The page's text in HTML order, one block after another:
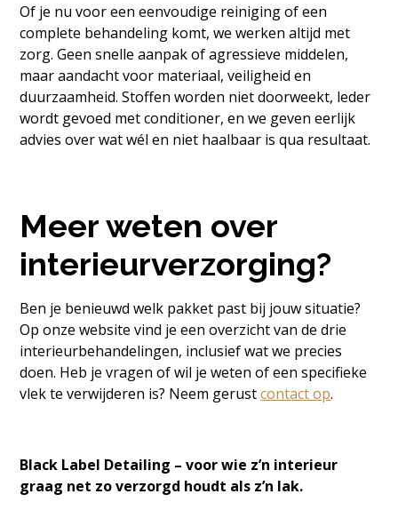
Of je nu voor een eenvoudige reiniging of een
complete behandeling komt, we werken altijd met
zorg. Geen snelle aanpak of agressieve middelen,
maar aandacht voor materiaal, veiligheid en
duurzaamheid. Stoffen worden niet doorweekt, leder
wordt gevoed met conditioner, en we geven eerlijk
advies over wat wél en niet haalbaar is qua resultaat.
Meer weten over
interieurverzorging?
Ben je benieuwd welk pakket past bij jouw situatie?
Op onze website vind je een overzicht van de drie
interieurbehandelingen, inclusief wat we precies
doen. Heb je vragen of wil je weten of een specifieke
vlek te verwijderen is? Neem gerustcontact op.
Black Label Detailing – voor wie z’n interieur
graag net zo verzorgd houdt als z’n lak.